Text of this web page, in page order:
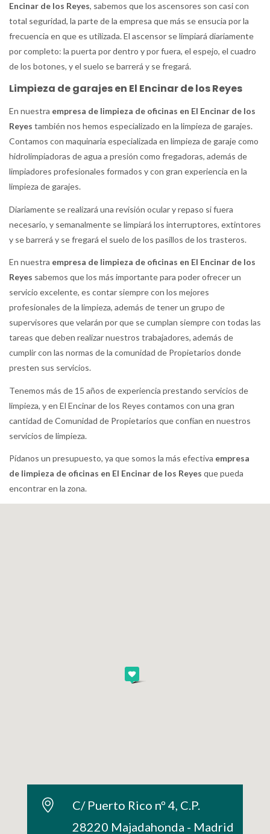
Encinar de los Reyes, sabemos que los ascensores son casi con
total seguridad, la parte de la empresa que más se ensucia por la
frecuencia en que es utilizada. El ascensor se limpiará diariamente
por completo: la puerta por dentro y por fuera, el espejo, el cuadro
de los botones, y el suelo se barrerá y se fregará.
Limpieza de garajes en El Encinar de los Reyes
En nuestra empresa de limpieza de oficinas en El Encinar de los
Reyes también nos hemos especializado en la limpieza de garajes.
Contamos con maquinaria especializada en limpieza de garaje como
hidrolimpiadoras de agua a presión como fregadoras, además de
limpiadores profesionales formados y con gran experiencia en la
limpieza de garajes.
Diariamente se realizará una revisión ocular y repaso si fuera
necesario, y semanalmente se limpiará los interruptores, extintores
y se barrerá y se fregará el suelo de los pasillos de los trasteros.
En nuestra empresa de limpieza de oficinas en El Encinar de los
Reyes sabemos que los más importante para poder ofrecer un
servicio excelente, es contar siempre con los mejores
profesionales de la limpieza, además de tener un grupo de
supervisores que velarán por que se cumplan siempre con todas las
tareas que deben realizar nuestros trabajadores, además de
cumplir con las normas de la comunidad de Propietarios donde
presten sus servicios.
Tenemos más de 15 años de experiencia prestando servicios de
limpieza, y en El Encinar de los Reyes contamos con una gran
cantidad de Comunidad de Propietarios que confían en nuestros
servicios de limpieza.
Pídanos un presupuesto, ya que somos la más efectiva empresa
de limpieza de oficinas en El Encinar de los Reyes que pueda
encontrar en la zona.
C/ Puerto Rico nº 4, C.P.
28220 Majadahonda - Madrid